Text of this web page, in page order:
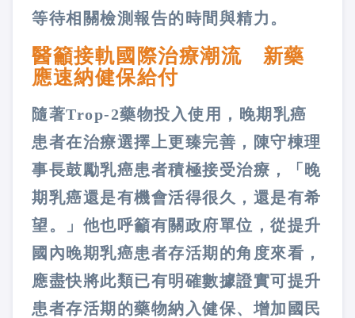
等待相關檢測報告的時間與精力。
醫籲接軌國際治療潮流 新藥
應速納健保給付
隨著Trop-2藥物投入使用，晚期乳癌
患者在治療選擇上更臻完善，陳守棟理
事長鼓勵乳癌患者積極接受治療，「晚
期乳癌還是有機會活得很久，還是有希
望。」他也呼籲有關政府單位，從提升
國內晚期乳癌患者存活期的角度來看，
應盡快將此類已有明確數據證實可提升
患者存活期的藥物納入健保、增加國民